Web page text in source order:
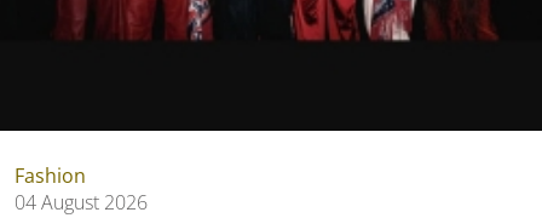
Fashion
04 August 2026